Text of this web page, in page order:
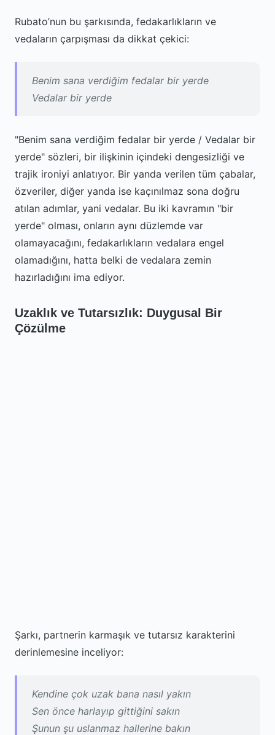
Rubato’nun bu şarkısında, fedakarlıkların ve
vedaların çarpışması da dikkat çekici:
Benim sana verdiğim fedalar bir yerde
Vedalar bir yerde
"Benim sana verdiğim fedalar bir yerde / Vedalar bir
yerde" sözleri, bir ilişkinin içindeki dengesizliği ve
trajik ironiyi anlatıyor. Bir yanda verilen tüm çabalar,
özveriler, diğer yanda ise kaçınılmaz sona doğru
atılan adımlar, yani vedalar. Bu iki kavramın "bir
yerde" olması, onların aynı düzlemde var
olamayacağını, fedakarlıkların vedalara engel
olamadığını, hatta belki de vedalara zemin
hazırladığını ima ediyor.
Uzaklık ve Tutarsızlık: Duygusal Bir
Çözülme
Şarkı, partnerin karmaşık ve tutarsız karakterini
derinlemesine inceliyor:
Kendine çok uzak bana nasıl yakın
Sen önce harlayıp gittiğini sakın
Şunun şu uslanmaz hallerine bakın